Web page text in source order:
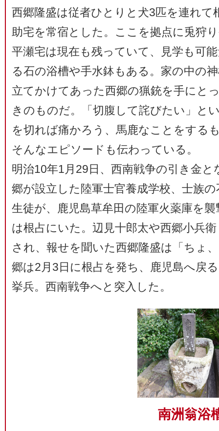
西郷隆盛は従者ひとりと犬3匹を連れて
助宅を常宿とした。ここを拠点に兎狩
平瀬宅は現在も残っていて、見学も可
る石の浴槽や手水鉢もある。家の中の
立てかけてあった西郷の猟銃を手にと
きのものだ。「切腹して詫びたい」と
を切れば痛かろう、馬鹿なことをする
そんなエピソードも伝わっている。
明治10年1月29日、西南戦争の引き金
郷が設立した陸軍士官養成学校、士族
生徒が、鹿児島草牟田の陸軍火薬庫を
は根占にいた。辺見十郎太や西郷小兵
され、報せを聞いた西郷隆盛は「ちょ
郷は2月3日に根占を発ち、鹿児島へ戻
挙兵。西南戦争へと突入した。
南洲翁浴